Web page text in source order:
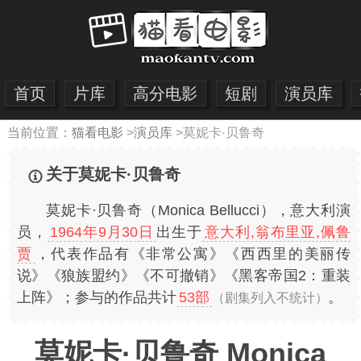
首页 片库 高分电影 短剧 演员库
当前位置： 猫看电影 >演员库>莫妮卡·贝鲁奇
关于莫妮卡·贝鲁奇
莫妮卡·贝鲁奇（Monica Bellucci），意大利演
员，
1964年9月30日 出生于 意大利,翁布里亚,佩鲁
贾
，代表作品有《非常公寓》《西西里的美丽传
说》《狼族盟约》《不可撤销》《黑客帝国2：重装
上阵》；参与的作品共计 53部 （剧集列入不统计） 。
莫妮卡·贝鲁奇 Monica